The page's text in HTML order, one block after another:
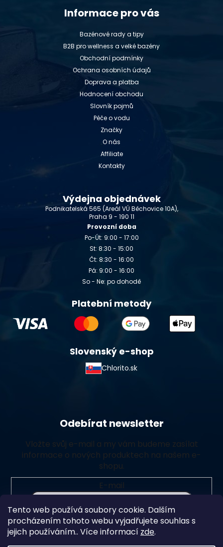
Tento web používá soubory cookie. Dalším
procházením tohoto webu vyjadřujete souhlas s
jejich používáním.. Více informací zde.
Informace pro vás
Bazénové rady a tipy
B2B pro wellness a velké bazény
Obchodní podmínky
Ochrana osobních údajů
Doprava a platba
Hodnocení obchodu
Slovník pojmů
Péče o vodu
Značky
O nás
Affiliate
Kontakty
Výdejna objednávek
Podnikatelská 565 (Areál VÚ Běchovice 10A),
Praha 9 - 190 11
Provozní doba
Po-Út: 9:00 - 17:00
St: 8:30 - 15:00
Čt: 8:30 - 16:00
Pá: 9:00 - 16:00
So - Ne: po dohodě
Platební metody
Slovenský e-shop
Chlorito.sk
Odebírat newsletter
Vložte svůj e-mail a my vám budeme zasílat
informace o nových produktech na našem e-
shopu.
E-mail
Vložením e-mailu souhlasíte spodmínkami ochrany
osobních údajů
Přihlásit se